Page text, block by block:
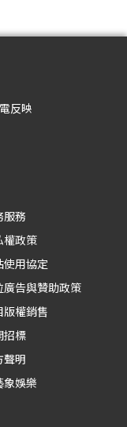
反映
服務
權政策
使用協定
廣告與贊助政策
版權銷售
招標
聲明
象娛樂